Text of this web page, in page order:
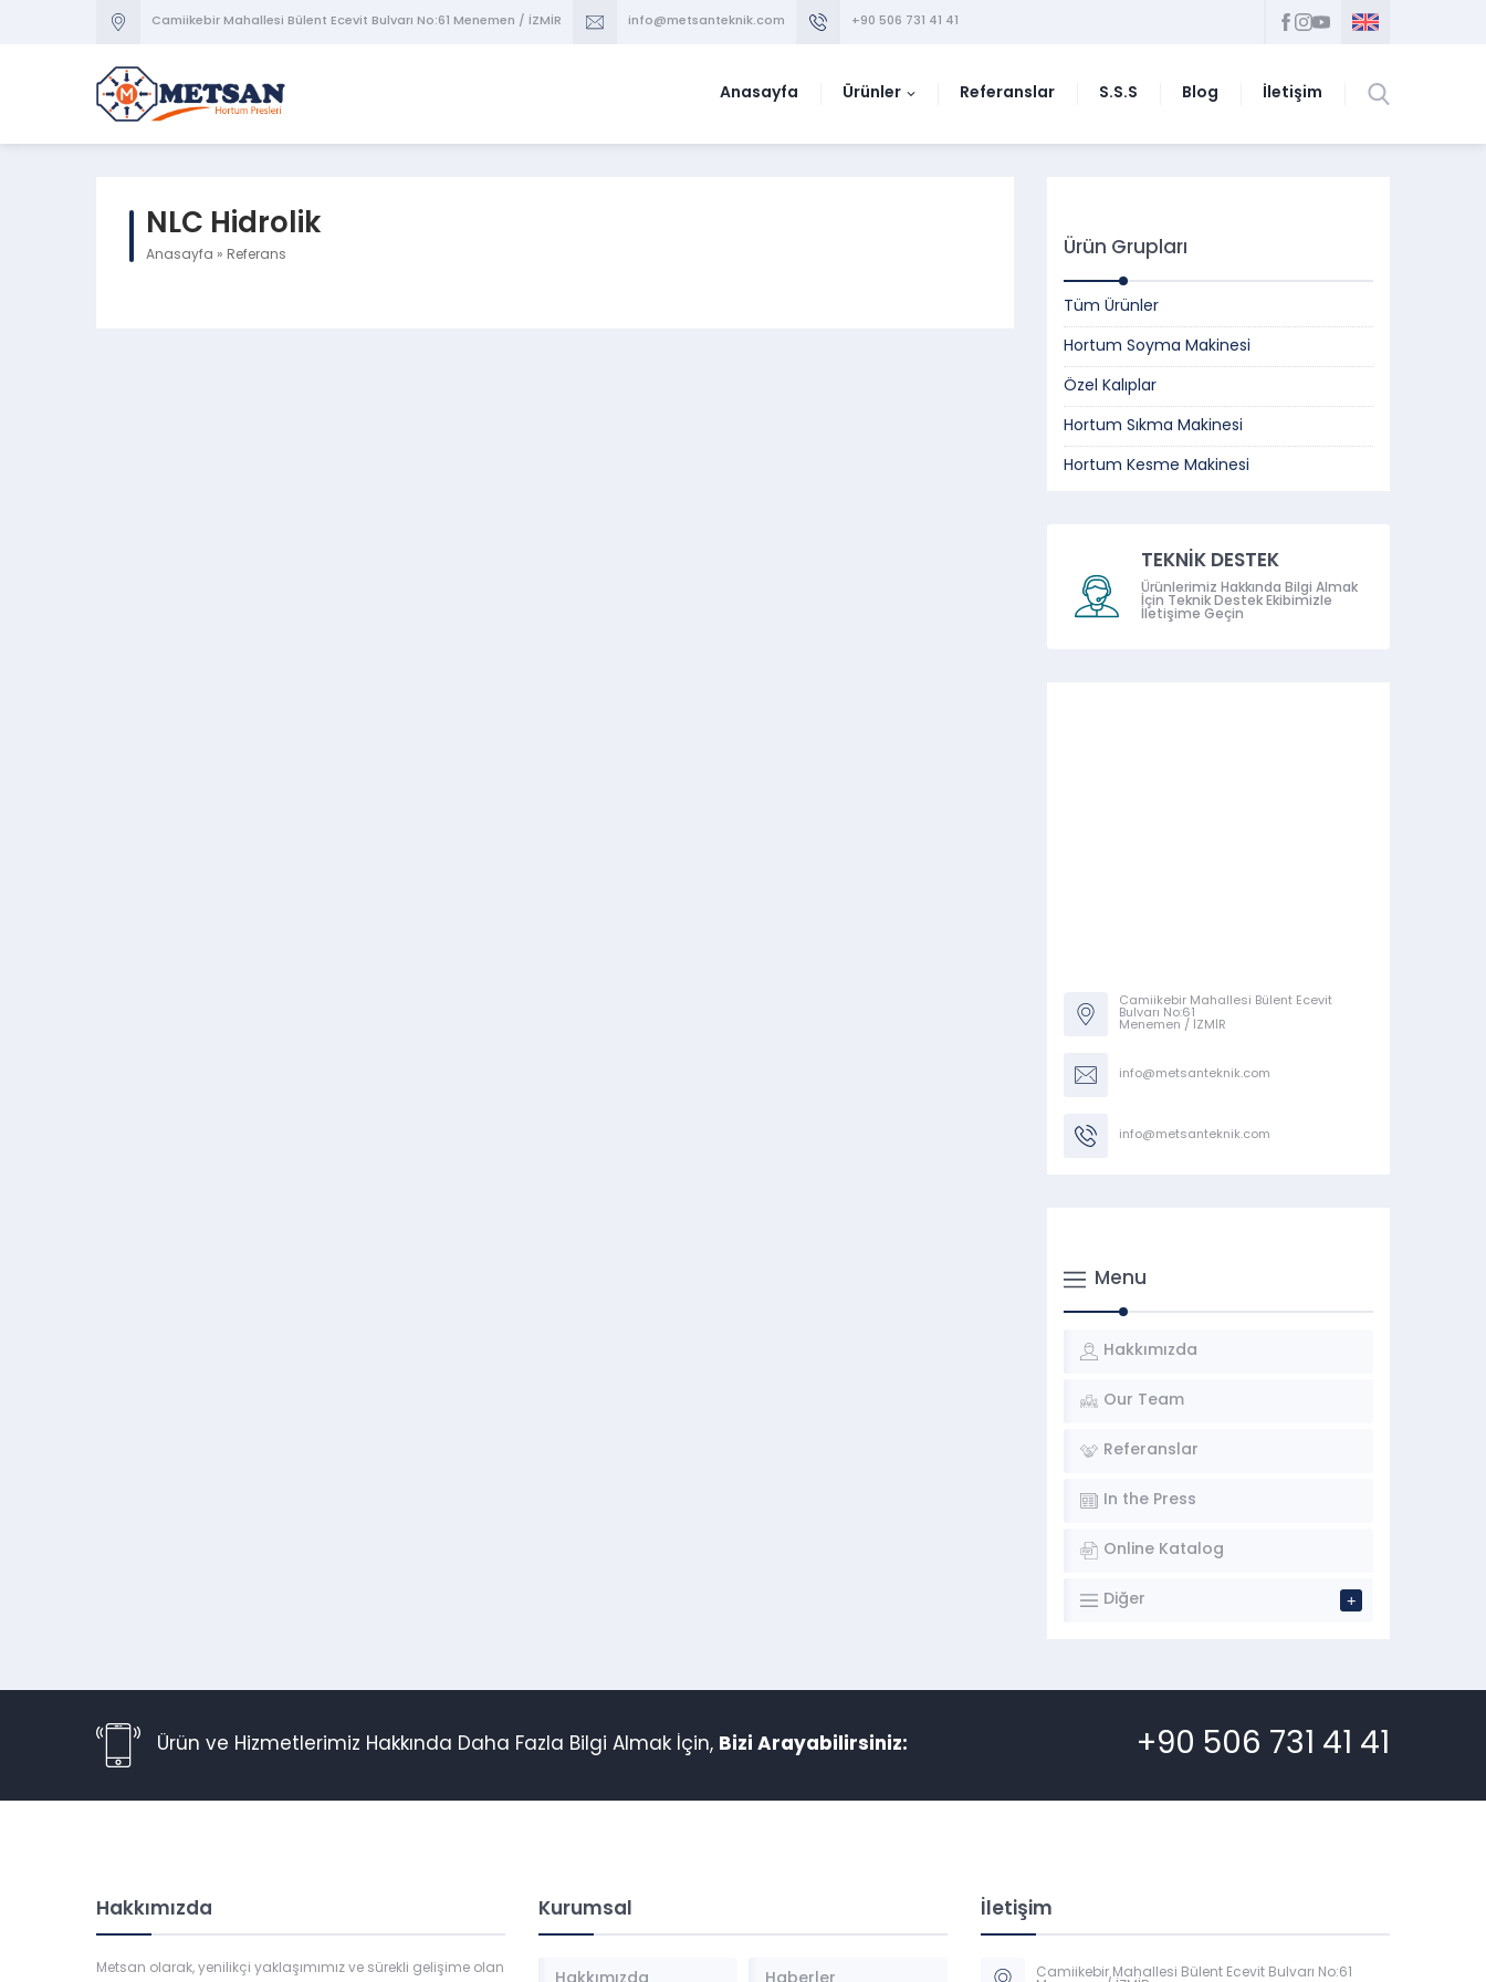
Camiikebir Mahallesi Bülent Ecevit Bulvarı No:61 Menemen / İZMİR info@metsanteknik.com +90 506 731 41 41
Anasayfa Ürünler Referanslar S.S.S Blog İletişim
NLC Hidrolik
Anasayfa » Referans Ürün Grupları
Tüm Ürünler
Hortum Soyma Makinesi
Özel Kalıplar
Hortum Sıkma Makinesi
Hortum Kesme Makinesi
TEKNİK DESTEK
Ürünlerimiz Hakkında Bilgi Almak
İçin Teknik Destek Ekibimizle
İletişime Geçin
Camiikebir Mahallesi Bülent Ecevit
Bulvarı No:61
Menemen / İZMİR
info@metsanteknik.com
info@metsanteknik.com
Menu
Hakkımızda
Our Team
Referanslar
In the Press
Online Katalog
Diğer
Ürün ve Hizmetlerimiz Hakkında Daha Fazla Bilgi Almak İçin, Bizi Arayabilirsiniz: +90 506 731 41 41
Hakkımızda
Metsan olarak, yenilikçi yaklaşımımız ve sürekli gelişime olan
Kurumsal İletişim
Camiikebir Mahallesi Bülent Ecevit Bulvarı No:61